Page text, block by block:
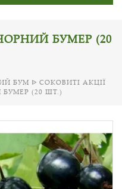
БУМЕР (20
БУМ ᐉ СОКОВИТІ АКЦІЇ
(20 ШТ.)